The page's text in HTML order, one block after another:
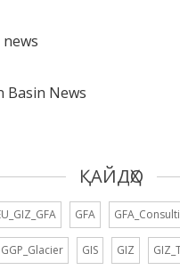
Basin News
ҚАЙДҲО
GFA
GGP_Glacier GIS GIZ